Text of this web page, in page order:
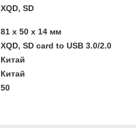
XQD, SD
81 х 50 х 14 мм
XQD, SD card to USB 3.0/2.0
Китай
Китай
50